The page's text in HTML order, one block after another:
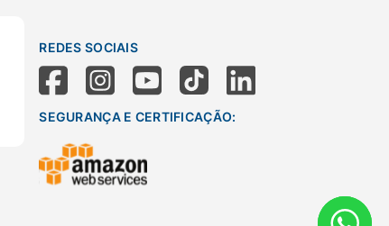
REDES SOCIAIS
SEGURANÇA E CERTIFICAÇÃO: